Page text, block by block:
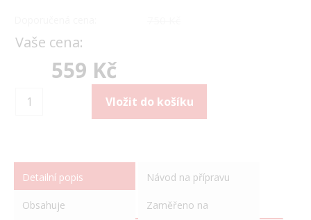
Vaše cena:
559 Kč
Detailní popis Návod na přípravu
Obsahuje Zaměřeno na